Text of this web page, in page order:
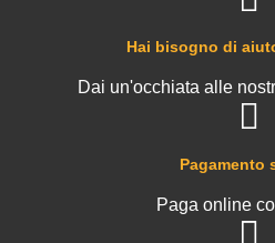
Pagamento
Paga online
Hai bisogno di
Dai un'occhiata alle